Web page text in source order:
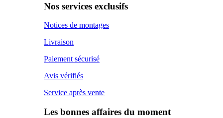
Nos services exclusifs
Notices de montages
Livraison
Paiement sécurisé
Avis vérifiés
Service après vente
Les bonnes affaires du moment